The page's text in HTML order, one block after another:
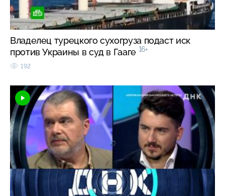
Владелец турецкого сухогруза подаст иск
против Украины в суд в Гааге 16+
192